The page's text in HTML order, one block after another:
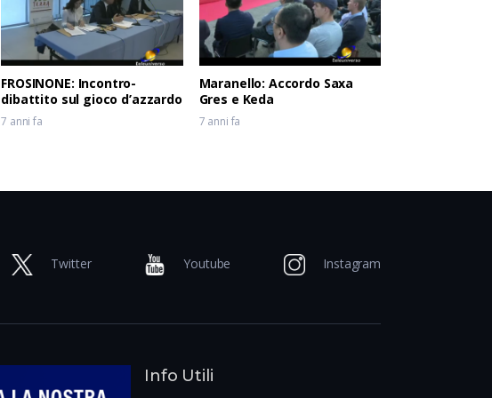
FROSINONE: Incontro-
dibattito sul gioco d’azzardo
7 anni fa
Maranello: Accordo Saxa
Gres e Keda
7 anni fa
Twitter Youtube Instagram
Info Utili